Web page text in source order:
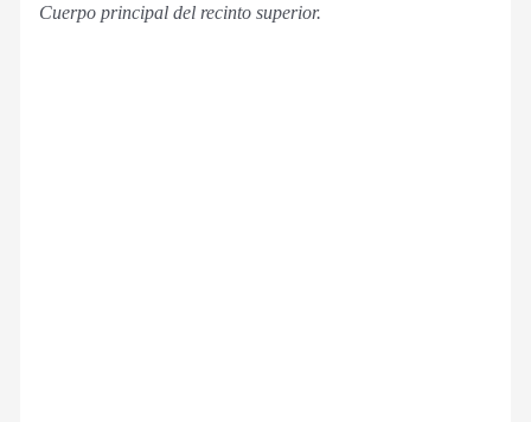
Cuerpo principal del recinto superior.